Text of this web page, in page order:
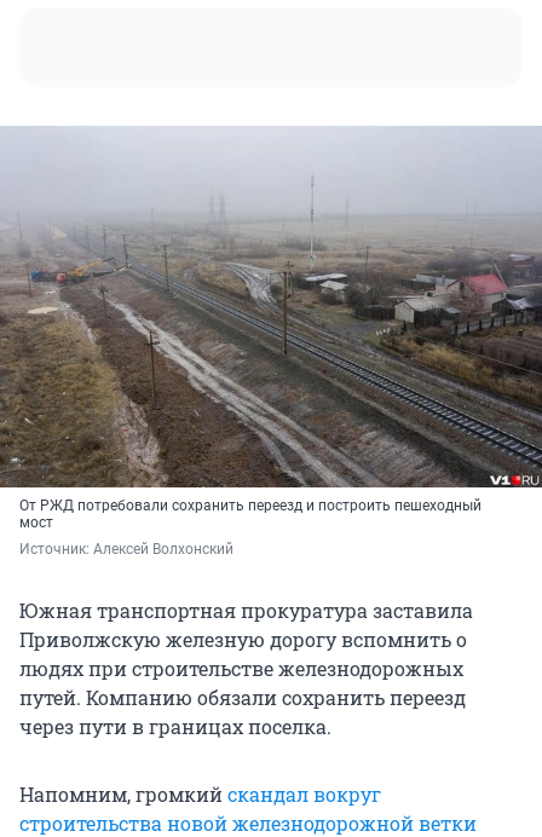
От РЖД потребовали сохранить переезд и построить пешеходный
мост
Источник: Алексей Волхонский
Южная транспортная прокуратура заставила
Приволжскую железную дорогу вспомнить о
людях при строительстве железнодорожных
путей. Компанию обязали сохранить переезд
через пути в границах поселка.
Напомним, громкийскандал вокруг
строительства новой железнодорожной ветки